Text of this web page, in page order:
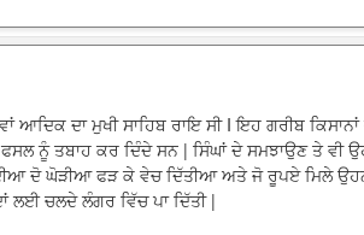
ਦਾ ਮੁਖੀ ਸਾਹਿਬ ਰਾਇ ਸੀ I ਇਹ ਗਰੀਬ
ਫਸਲ ਨੂੰ ਤਬਾਹ ਕਰ ਦਿੰਦੇ ਸਨ | ਸਿੰਘਾਂ ਦੇ ਸਮਝਾਉਣ ਤੇ
ਦੋ ਘੋੜੀਆ ਫੜ ਕੇ ਵੇਚ ਦਿੱਤੀਆ ਅਤੇ ਜੋ ਰੂਪਏ ਮਿਲੇ
ਲਈ ਚਲਦੇ ਲੰਗਰ ਵਿੱਚ ਪਾ ਦਿੱਤੀ |